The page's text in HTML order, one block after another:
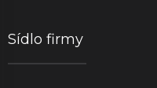
Sídlo firmy